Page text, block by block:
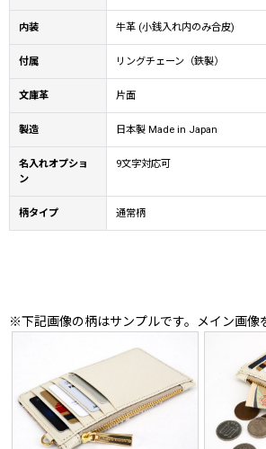
内装 牛革 (小銭入れ内のみ合皮)
付属 リングチェーン（鉄製）
文庫革 片面
製造 日本製 Made in Japan
名入れオプショ
ン
9文字対応可
柄タイプ 通常柄
※下記画像の柄はサンプルです。メイン画像